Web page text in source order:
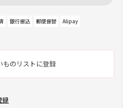
銀行振込 郵便振替
Alipay
ものリストに登録
録